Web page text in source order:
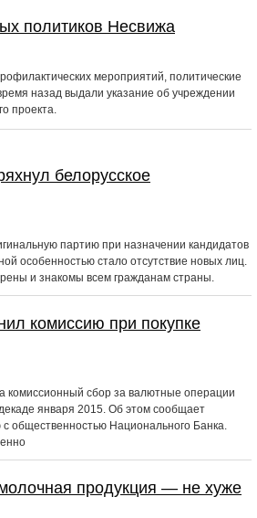
политиков Несвижа
мероприятий, политические
назад выдали указание об учреждении
проекта.
белорусское
партию при назначении кандидатов
особенностью стало отсутствие новых лиц.
и знакомы всем гражданам страны.
комиссию при покупке
комиссионный сбор за валютные операции
января 2015. Об этом сообщает
общественностью Национального Банка.
продукция — не хуже
Компьютеры и ПО
Мобильные телефоны
Недвижимость